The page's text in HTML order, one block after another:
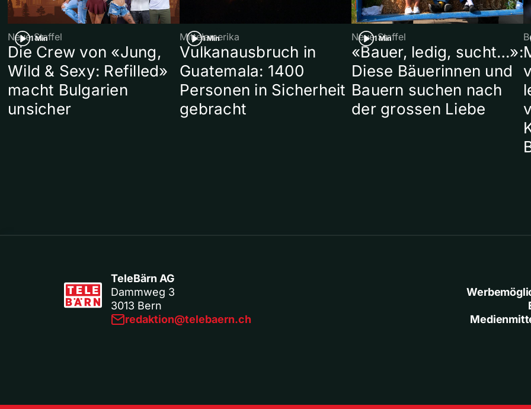
1 Min
Neue Staffel
Die Crew von «Jung,
Wild & Sexy: Refilled»
macht Bulgarien
unsicher
1 Min
Mittelamerika
Vulkanausbruch in
Guatemala: 1400
Personen in Sicherheit
gebracht
1 Min
Neue Staffel
«Bauer, ledig, sucht…»:
Diese Bäuerinnen und
Bauern suchen nach
der grossen Liebe
TeleBärn AG
Dammweg 3
3013 Bern
redaktion@telebaern.ch